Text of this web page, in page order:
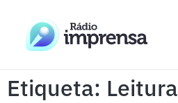
Etiqueta: Leitura